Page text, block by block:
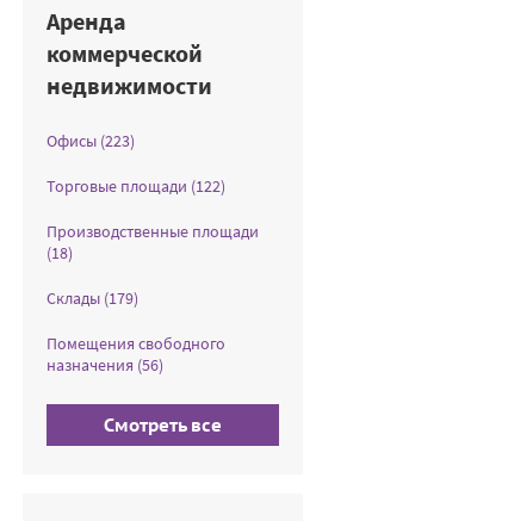
Аренда
коммерческой
недвижимости
Офисы (223)
Торговые площади (122)
Производственные площади
(18)
Склады (179)
Помещения свободного
назначения (56)
Смотреть все